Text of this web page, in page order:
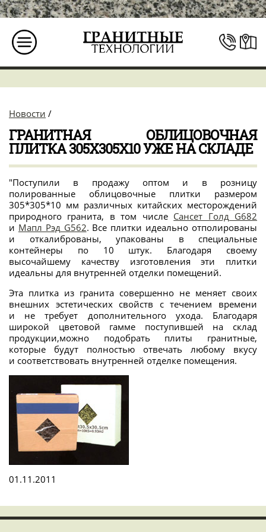
Новости /
ГРАНИТНАЯ ОБЛИЦОВОЧНАЯ
ПЛИТКА 305Х305Х10 УЖЕ НА СКЛАДЕ
"Поступили в продажу оптом и в розницу
полированные облицовочные плитки размером
305*305*10 мм различных китайских месторождений
природного гранита, в том числе Сансет Голд G682
и Мапл Рэд G562. Все плитки идеально отполированы
и откалиброваны, упакованы в специальные
контейнеры по 10 штук. Благодаря своему
высочайшему качеству изготовления эти плитки
идеальны для внутренней отделки помещений.
Эта плитка из гранита совершенно не меняет своих
внешних эстетических свойств с течением времени
и не требует дополнительного ухода. Благодаря
широкой цветовой гамме поступившей на склад
продукции,можно подобрать плиты гранитные,
которые будут полностью отвечать любому вкусу
и соответствовать внутренней отделке помещения.
01.11.2011